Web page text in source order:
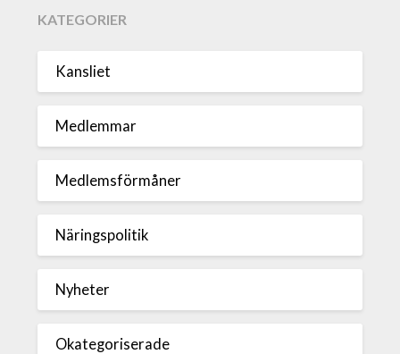
KATEGORIER
Kansliet
Medlemmar
Medlemsförmåner
Näringspolitik
Nyheter
Okategoriserade